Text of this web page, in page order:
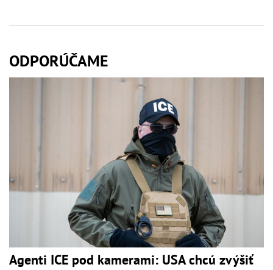
ODPORÚČAME
Agenti ICE pod kamerami: USA chcú zvýšiť